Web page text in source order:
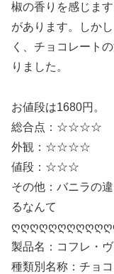
椒の香りを感じま
があります。しか
く、チョコレート
りました。
お値段は1680円。
総合点：☆☆☆☆
外観：☆☆☆☆
値段：☆☆☆
その他：バニラの
るなんて
製品名：コフレ・
種類別名称：チョコ